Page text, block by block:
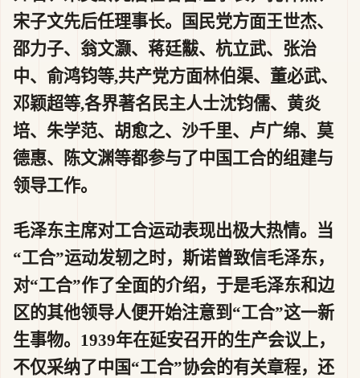
宋子文先后任理事长。国民党方面王世杰、
邵力子、翁文灏、蒋廷黻、杭立武、张治
中、俞鸿钧等,共产党方面林伯渠、董必武、
邓颖超等,各界著名民主人士沈钧儒、黄炎
培、朱学范、胡愈之、沙千里、卢广绵、莫
德惠、陈文渊等都参与了中国工合的组建与
领导工作。
毛泽东主席对工合运动表现出极大热情。当
“工合”运动发轫之时，斯诺曾致信毛泽东，
对“工合”作了全面的介绍，于是毛泽东和边
区的其他领导人便开始注意到“工合”这一新
生事物。1939年在延安召开的生产会议上，
不仅采纳了中国“工合”协会的有关章程，还